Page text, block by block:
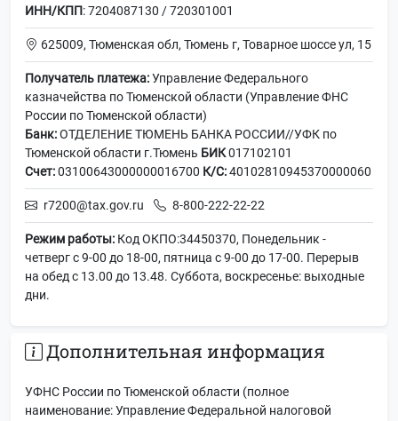
ИНН/КПП: 7204087130 / 720301001
625009, Тюменская обл, Тюмень г, Товарное шоссе ул, 15
Получатель платежа:Управление Федерального
казначейства по Тюменской области (Управление ФНС
России по Тюменской области)
Банк:ОТДЕЛЕНИЕ ТЮМЕНЬ БАНКА РОССИИ//УФК по
Тюменской области г.Тюмень БИК017102101
Счет:03100643000000016700 К/С:40102810945370000060
r7200@tax.gov.ru 8-800-222-22-22
Режим работы: Код ОКПО:34450370, Понедельник -
четверг с 9-00 до 18-00, пятница с 9-00 до 17-00. Перерыв
на обед с 13.00 до 13.48. Суббота, воскресенье: выходные
дни.
Дополнительная информация
УФНС России по Тюменской области (полное
наименование: Управление Федеральной налоговой